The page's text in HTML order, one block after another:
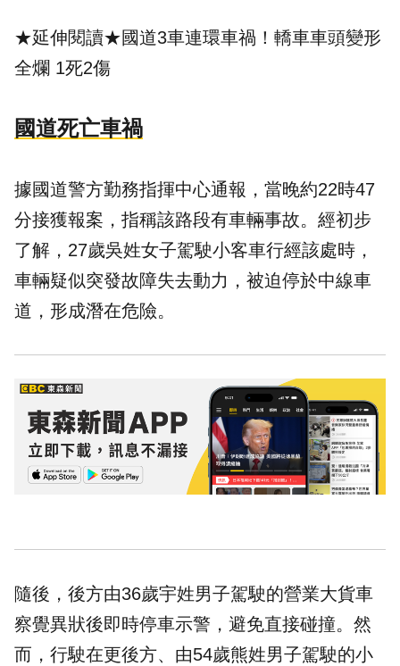
★延伸閱讀★國道3車連環車禍！轎車車頭變形
全爛 1死2傷
國道死亡車禍
據國道警方勤務指揮中心通報，當晚約22時47
分接獲報案，指稱該路段有車輛事故。經初步
了解，27歲吳姓女子駕駛小客車行經該處時，
車輛疑似突發故障失去動力，被迫停於中線車
道，形成潛在危險。
隨後，後方由36歲宇姓男子駕駛的營業大貨車
察覺異狀後即時停車示警，避免直接碰撞。然
而，行駛在更後方、由54歲熊姓男子駕駛的小